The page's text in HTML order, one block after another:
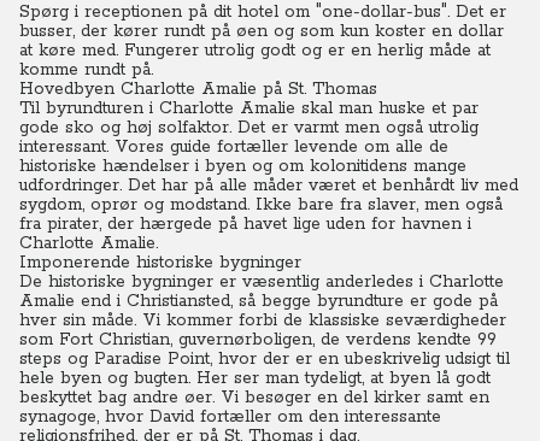
Spørg i receptionen på dit hotel om "one-dollar-bus". Det er
busser, der kører rundt på øen og som kun koster en dollar
at køre med. Fungerer utrolig godt og er en herlig måde at
komme rundt på.
Hovedbyen Charlotte Amalie på St. Thomas
Til byrundturen i Charlotte Amalie skal man huske et par
gode sko og høj solfaktor. Det er varmt men også utrolig
interessant. Vores guide fortæller levende om alle de
historiske hændelser i byen og om kolonitidens mange
udfordringer. Det har på alle måder været et benhårdt liv med
sygdom, oprør og modstand. Ikke bare fra slaver, men også
fra pirater, der hærgede på havet lige uden for havnen i
Charlotte Amalie.
Imponerende historiske bygninger
De historiske bygninger er væsentlig anderledes i Charlotte
Amalie end i Christiansted, så begge byrundture er gode på
hver sin måde. Vi kommer forbi de klassiske seværdigheder
som Fort Christian, guvernørboligen, de verdens kendte 99
steps og Paradise Point, hvor der er en ubeskrivelig udsigt til
hele byen og bugten. Her ser man tydeligt, at byen lå godt
beskyttet bag andre øer. Vi besøger en del kirker samt en
synagoge, hvor David fortæller om den interessante
religionsfrihed, der er på St. Thomas i dag.